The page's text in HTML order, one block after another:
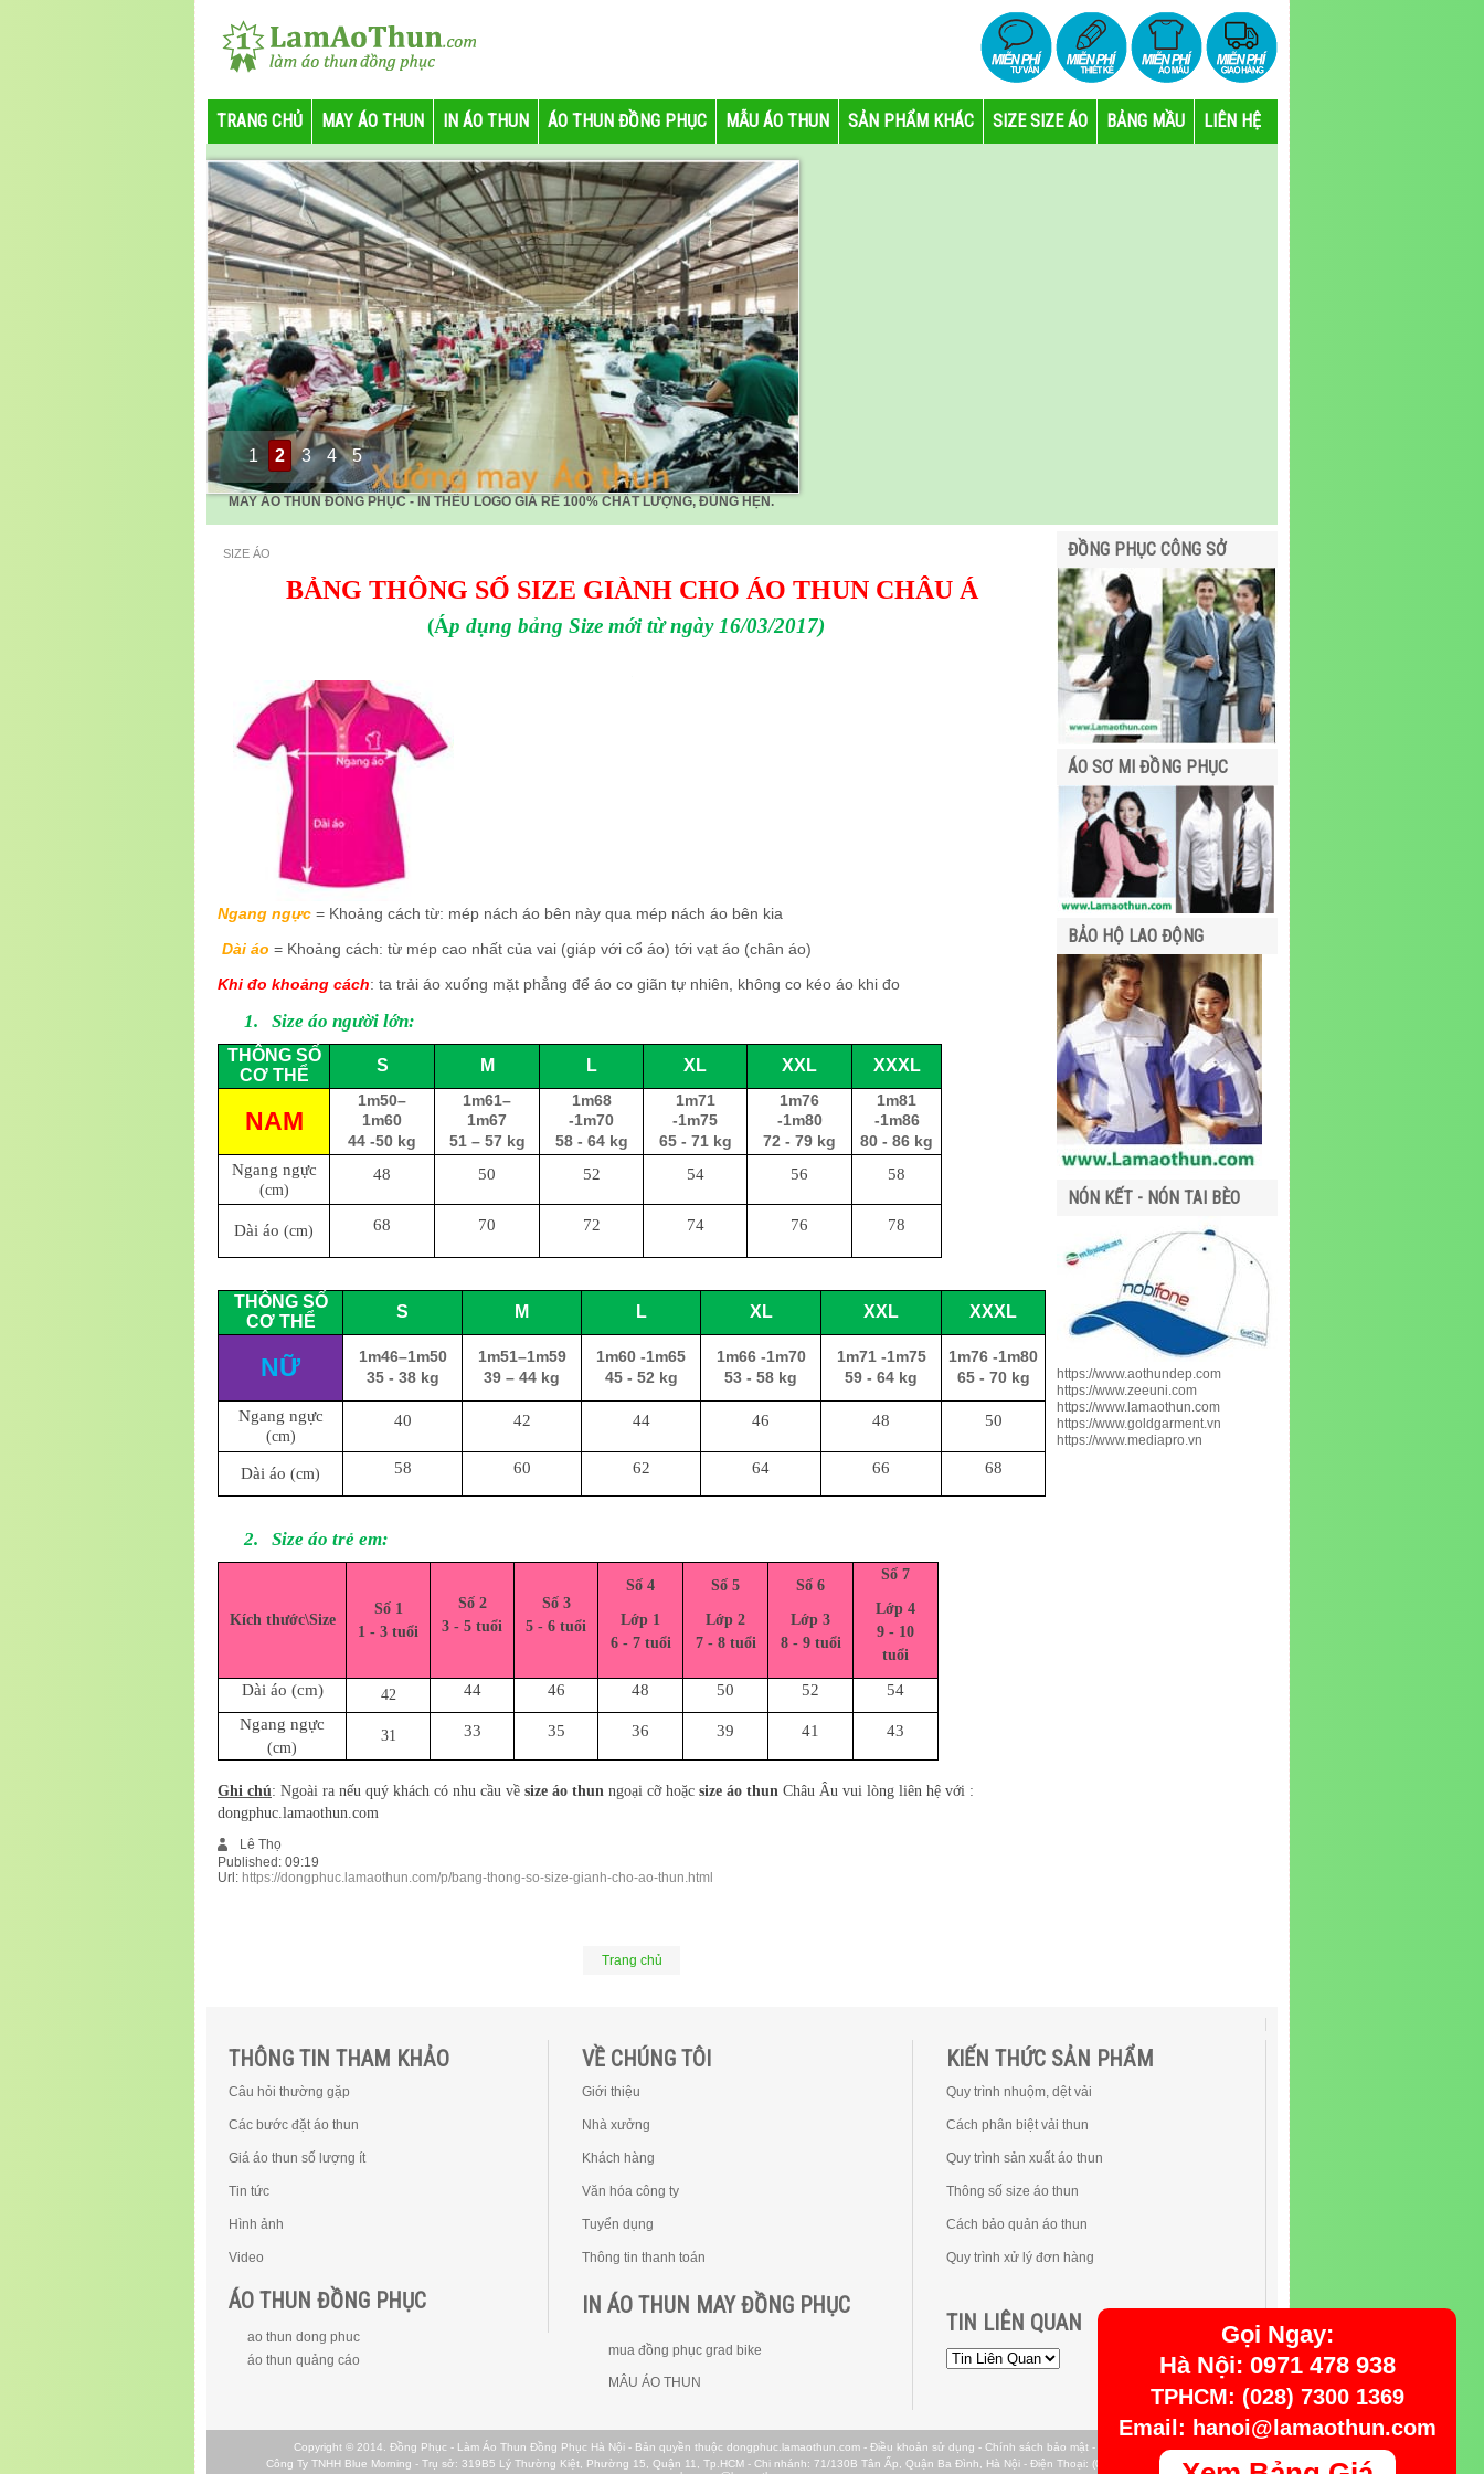
TRANG CHỦ MAY ÁO THUN IN ÁO THUN ÁO THUN ĐỒNG PHỤC MẪU ÁO THUN SẢN PHẨM KHÁC SIZE SIZE ÁO BẢNG MẦU LIÊN HỆ
1 2 3 4 5
MAY ÁO THUN ĐỒNG PHỤC - IN THÊU LOGO GIÁ RẺ 100% CHẤT LƯỢNG, ĐÚNG HẸN.
SIZE ÁO
BẢNG THÔNG SỐ SIZE GIÀNH CHO ÁO THUN CHÂU Á
(Áp dụng bảng Size mới từ ngày 16/03/2017)
Ngang ngực = Khoảng cách từ: mép nách áo bên này qua mép nách áo bên kia
Dài áo = Khoảng cách: từ mép cao nhất của vai (giáp với cổ áo) tới vạt áo (chân áo)
Khi đo khoảng cách: ta trải áo xuống mặt phẳng để áo co giãn tự nhiên, không co kéo áo khi đo
1. Size áo người lớn:
THÔNG SỐ
CƠ THỂ
S M L XL XXL XXXL
NAM
1m50–
1m60
44 -50 kg
1m61–
1m67
51 – 57 kg
1m68
-1m70
58 - 64 kg
1m71
-1m75
65 - 71 kg
1m76
-1m80
72 - 79 kg
1m81
-1m86
80 - 86 kg
Ngang ngực
(cm)
48 50 52 54 56 58
Dài áo (cm) 68 70 72 74 76 78
THÔNG SỐ
CƠ THỂ
S M L XL XXL XXXL
NỮ
1m46–1m50
35 - 38 kg
1m51–1m59
39 – 44 kg
1m60 -1m65
45 - 52 kg
1m66 -1m70
53 - 58 kg
1m71 -1m75
59 - 64 kg
1m76 -1m80
65 - 70 kg
Ngang ngực
(cm)
40 42 44 46 48 50
Dài áo (cm) 58 60 62 64 66 68
2. Size áo trẻ em:
Kích thước\Size
Số 1
1 - 3 tuổi
Số 2
3 - 5 tuổi
Số 3
5 - 6 tuổi
Số 4
Lớp 1
6 - 7 tuổi
Số 5
Lớp 2
7 - 8 tuổi
Số 6
Lớp 3
8 - 9 tuổi
Số 7
Lớp 4
9 - 10
tuổi
Dài áo (cm) 42 44 46 48 50 52
54
Ngang ngực
(cm)
31 33 35 36 39 41 43
Ghi chú: Ngoài ra nếu quý khách có nhu cầu về size áo thun ngoại cỡ hoặc size áo thun Châu Âu vui lòng liên hệ với :
dongphuc.lamaothun.com
Lê Thọ
Published: 09:19
Url: https://dongphuc.lamaothun.com/p/bang-thong-so-size-gianh-cho-ao-thun.html
Trang chủ
ĐỒNG PHỤC CÔNG SỞ
ÁO SƠ MI ĐỒNG PHỤC
BẢO HỘ LAO ĐỘNG
NÓN KẾT - NÓN TAI BÈO
https://www.aothundep.com
https://www.zeeuni.com
https://www.lamaothun.com
https://www.goldgarment.vn
https://www.mediapro.vn
Gọi Ngay:
Hà Nội: 0971 478 938
TPHCM: (028) 7300 1369
Email: hanoi@lamaothun.com
THÔNG TIN THAM KHẢO
Câu hỏi thường gặp
Các bước đặt áo thun
Giá áo thun số lượng ít
Tin tức
Hình ảnh
Video
ÁO THUN ĐỒNG PHỤC
ao thun dong phuc
áo thun quảng cáo
VỀ CHÚNG TÔI
Giới thiệu
Nhà xưởng
Khách hàng
Văn hóa công ty
Tuyển dụng
Thông tin thanh toán
IN ÁO THUN MAY ĐỒNG PHỤC
mua đồng phục grad bike
MÂU ÁO THUN
KIẾN THỨC SẢN PHẨM
Quy trình nhuộm, dệt vải
Cách phân biệt vải thun
Quy trình sản xuất áo thun
Thông số size áo thun
Cách bảo quản áo thun
Quy trình xử lý đơn hàng
TIN LIÊN QUAN
Copyright © 2014. Đồng Phục - Làm Áo Thun Đồng Phục Hà Nội- Bản quyền thuộc dongphuc.lamaothun.com - Điều khoản sử dụng - Chính sách bảo mật-
Công Ty TNHH Blue Morning - Trụ sở: 319B5 Lý Thường Kiệt, Phường 15, Quận 11, Tp.HCM - Chi nhánh: 71/130B Tân Ấp, Quận Ba Đình, Hà Nội - Điện Thoại: (028)66 529 666 - Email: